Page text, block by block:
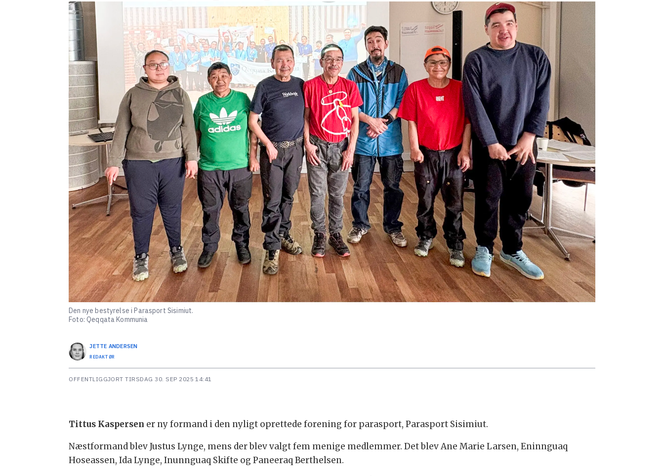
Den nye bestyrelse i Parasport Sisimiut.
Foto: Qeqqata Kommunia
JETTE ANDERSEN
REDAKTØR
OFFENTLIGGJORT TIRSDAG 30. SEP 2025 14:41
Tittus Kaspersen er ny formand i den nyligt oprettede forening for parasport, Parasport Sisimiut.
Næstformand blev Justus Lynge, mens der blev valgt fem menige medlemmer. Det blev Ane Marie Larsen, Eninnguaq
Hoseassen, Ida Lynge, Inunnguaq Skifte og Paneeraq Berthelsen.